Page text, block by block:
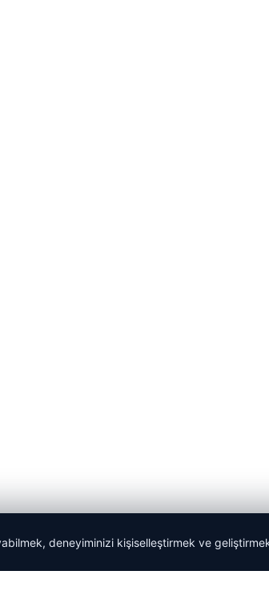
deneyiminizi kişiselleştirmek ve